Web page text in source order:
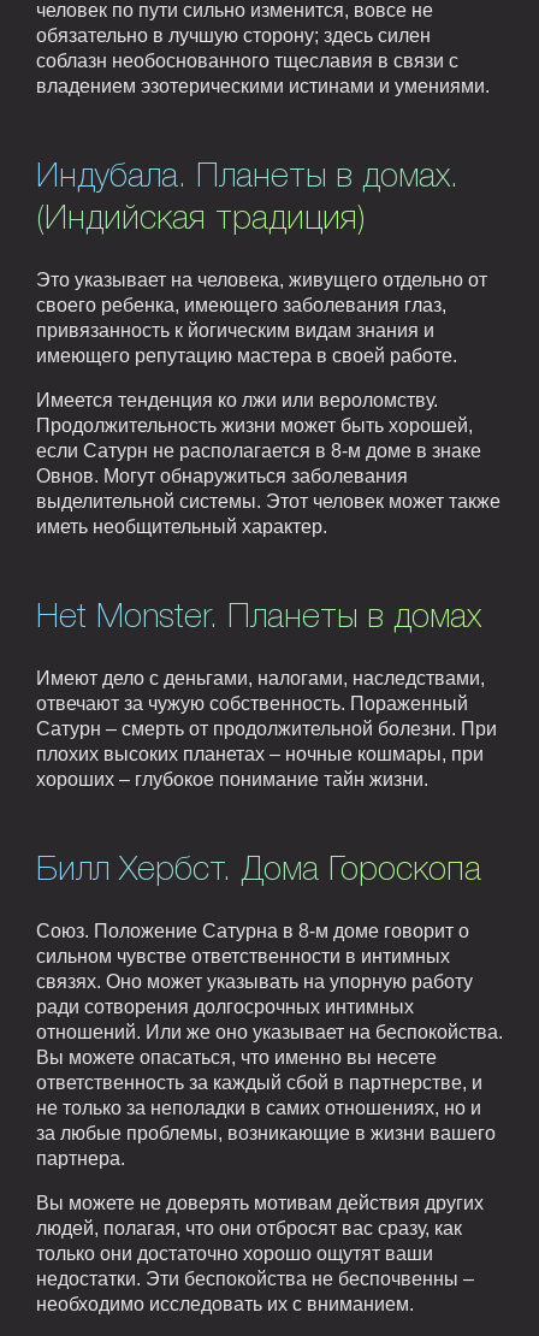
человек по пути сильно изменится, вовсе не
обязательно в лучшую сторону; здесь силен
соблазн необоснованного тщеславия в связи с
владением эзотерическими истинами и умениями.
Индубала. Планеты в домах.
(Индийская традиция)
Это указывает на человека, живущего отдельно от
своего ребенка, имеющего заболевания глаз,
привязанность к йогическим видам знания и
имеющего репутацию мастера в своей работе.
Имеется тенденция ко лжи или вероломству.
Продолжительность жизни может быть хорошей,
если Сатурн не располагается в 8-м доме в знаке
Овнов. Могут обнаружиться заболевания
выделительной системы. Этот человек может также
иметь необщительный характер.
Het Monster. Планеты в домах
Имеют дело с деньгами, налогами, наследствами,
отвечают за чужую собственность. Пораженный
Сатурн – смерть от продолжительной болезни. При
плохих высоких планетах – ночные кошмары, при
хороших – глубокое понимание тайн жизни.
Билл Хербст. Дома Гороскопа
Союз. Положение Сатурна в 8-м доме говорит о
сильном чувстве ответственности в интимных
связях. Оно может указывать на упорную работу
ради сотворения долгосрочных интимных
отношений. Или же оно указывает на беспокойства.
Вы можете опасаться, что именно вы несете
ответственность за каждый сбой в партнерстве, и
не только за неполадки в самих отношениях, но и
за любые проблемы, возникающие в жизни вашего
партнера.
Вы можете не доверять мотивам действия других
людей, полагая, что они отбросят вас сразу, как
только они достаточно хорошо ощутят ваши
недостатки. Эти беспокойства не беспочвенны –
необходимо исследовать их с вниманием.